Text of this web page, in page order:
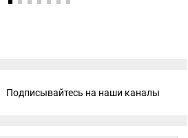
Подписывайтесь на наши каналы